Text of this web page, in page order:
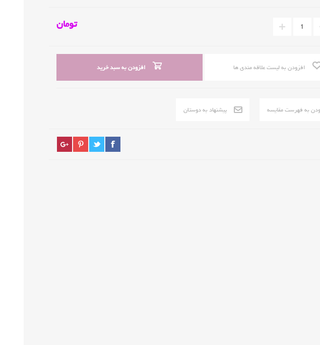
تومان
افزودن به لیست علاقه مندی ها افزودن به سبد خرید